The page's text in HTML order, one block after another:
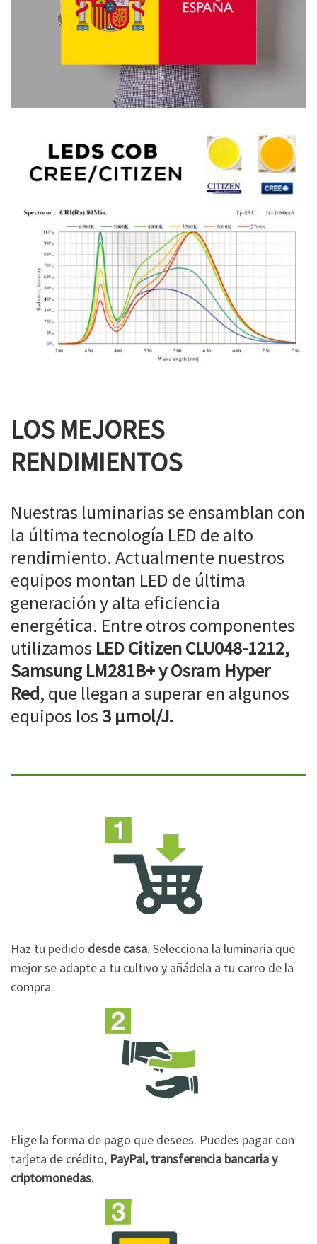
LOS MEJORES
RENDIMIENTOS
Nuestras luminarias se ensamblan con
la última tecnología LED de alto
rendimiento. Actualmente nuestros
equipos montan LED de última
generación y alta eficiencia
energética. Entre otros componentes
utilizamos LED Citizen CLU048-1212,
Samsung LM281B+ y Osram Hyper
Red, que llegan a superar en algunos
equipos los 3 µmol/J.
Haz tu pedido desde casa. Selecciona la luminaria que
mejor se adapte a tu cultivo y añádela a tu carro de la
compra.
Elige la forma de pago que desees. Puedes pagar con
tarjeta de crédito, PayPal, transferencia bancaria y
criptomonedas.